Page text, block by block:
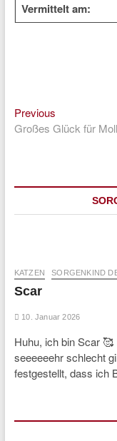
Vermittelt am:
PreviousPrevious
post:
Großes Glück für
KATZEN SORGENKIND
Scar
10. Januar 2026
Huhu, ich bin Scar
seeeeeehr schlecht
festgestellt, dass ich